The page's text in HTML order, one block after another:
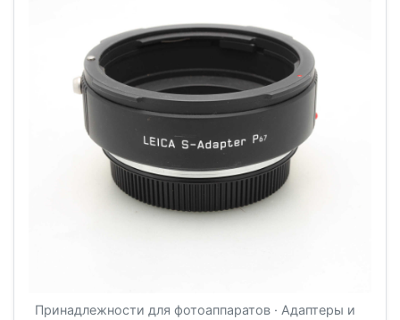
Принадлежности для фотоаппаратов · Адаптеры и